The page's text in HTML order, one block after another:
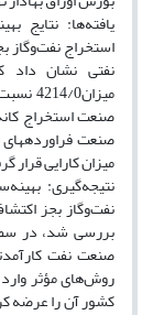
یافته‌ها: نتایج
استخراج نفت‌وگاز
نفتی نشان داد
میزان کارایی قرار
نتیجه‌گیری:
نفت‌وگاز بجز
بررسی شد، در
صنعت نفت
روش‌های مؤثر وارد
کشور آن را عرضه